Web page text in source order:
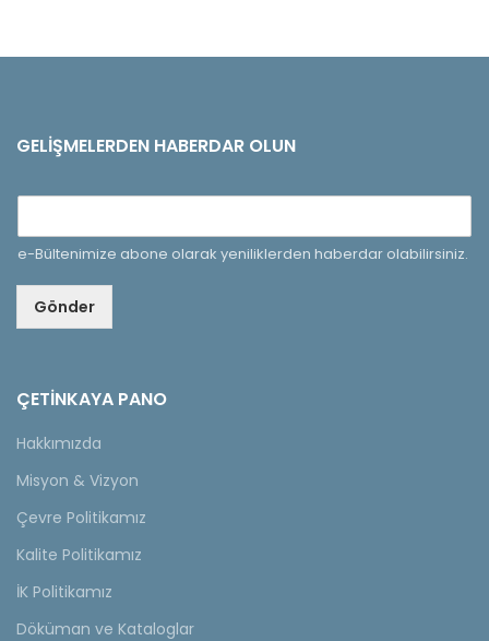
GELIŞMELERDEN HABERDAR OLUN
e-Bültenimize abone olarak yeniliklerden haberdar olabilirsiniz.
Gönder
ÇETINKAYA PANO
Hakkımızda
Misyon & Vizyon
Çevre Politikamız
Kalite Politikamız
İK Politikamız
Döküman ve Kataloglar